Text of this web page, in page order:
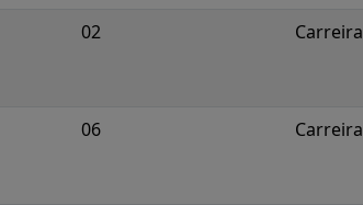
02 Carreira
06 Carreira